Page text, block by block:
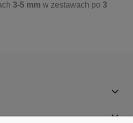
3-5 mm w zestawach po 3